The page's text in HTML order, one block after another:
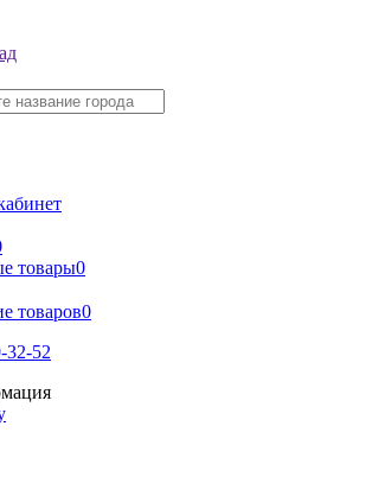
товары0
товаров0
32-52